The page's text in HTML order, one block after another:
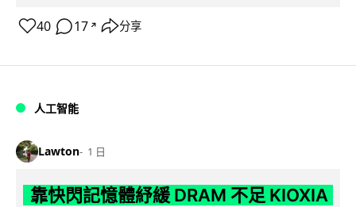
40 17 ↗ 分享
人工智能
Lawton 1 日
靠快閃記憶體紓緩 DRAM 不足 KIOXIA